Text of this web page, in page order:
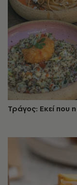
Τράγος: Εκεί που η